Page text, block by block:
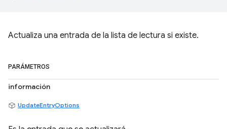
Actualiza una entrada de la lista de lectura si existe.
PARÁMETROS
información
UpdateEntryOptions